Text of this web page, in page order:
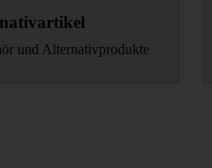
und Alternativprodukte